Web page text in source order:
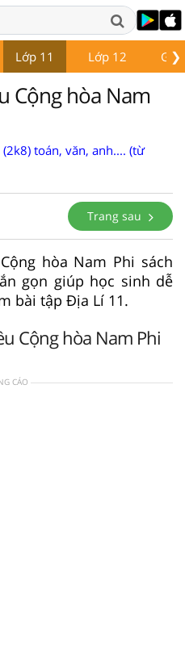
❯
Lớp 11 Lớp 12
Cộng hòa Nam
toán, văn, anh.... (từ
Trang sau
hòa Nam Phi sách
gọn giúp học sinh dễ
bài tập Địa Lí 11.
Cộng hòa Nam Phi
CÁO